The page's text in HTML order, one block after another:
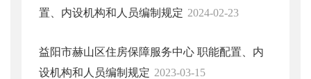
置、内设机构和人员编制规定 2024-02-23
益阳市赫山区住房保障服务中心 职能配置、内
设机构和人员编制规定 2023-03-15